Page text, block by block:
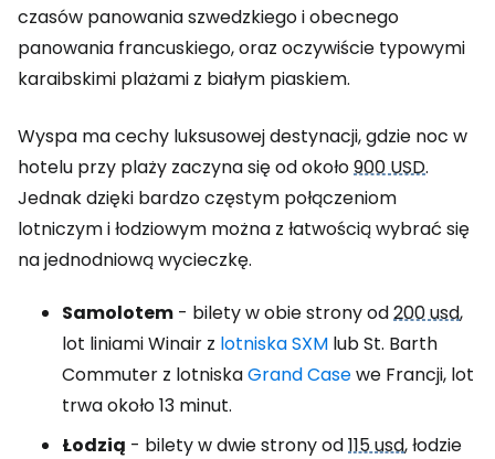
czasów panowania szwedzkiego i obecnego
panowania francuskiego, oraz oczywiście typowymi
karaibskimi plażami z białym piaskiem.
Wyspa ma cechy luksusowej destynacji, gdzie noc w
hotelu przy plaży zaczyna się od około900 USD.
Jednak dzięki bardzo częstym połączeniom
lotniczym i łodziowym można z łatwością wybrać się
na jednodniową wycieczkę.
Samolotem - bilety w obie strony od200 usd,
lot liniami Winair z lotniska SXM lub St. Barth
Commuter z lotniskaGrand Casewe Francji, lot
trwa około 13 minut.
Łodzią - bilety w dwie strony od115 usd, łodzie